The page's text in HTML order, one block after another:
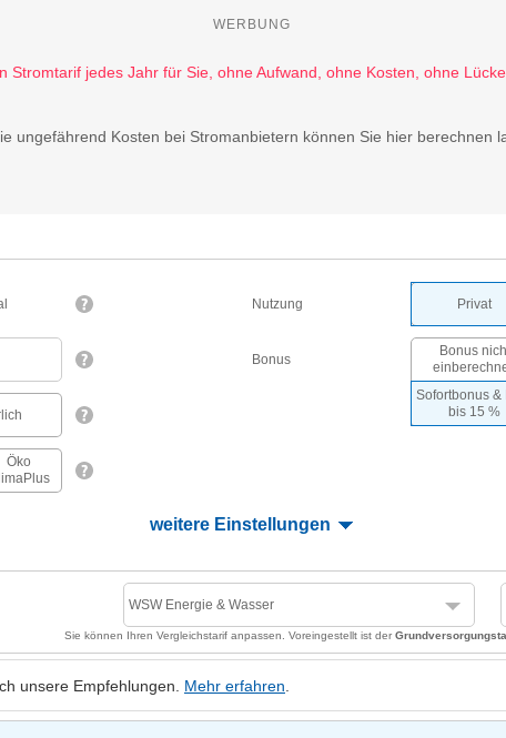
WERBUNG
ungefährend Kosten bei Stromanbietern können Sie hier berechnen